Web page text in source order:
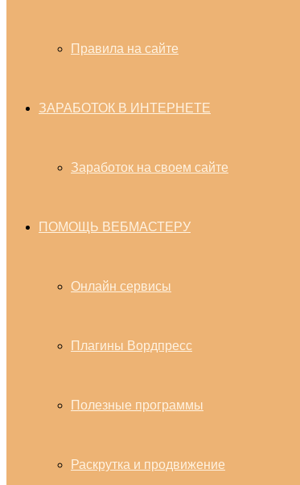
Правила на сайте
ЗАРАБОТОК В ИНТЕРНЕТЕ
Заработок на своем сайте
ПОМОЩЬ ВЕБМАСТЕРУ
Онлайн сервисы
Плагины Вордпресс
Полезные программы
Раскрутка и продвижение